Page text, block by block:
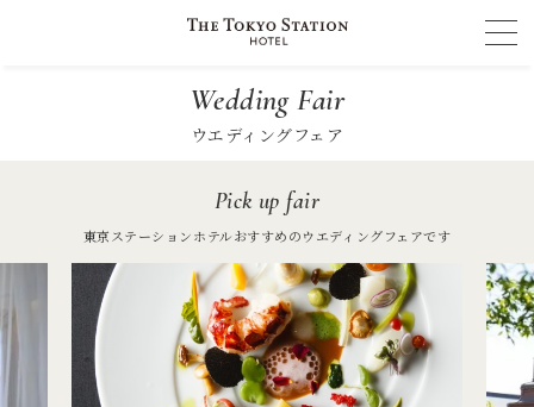
Wedding Fair
ウエディングフェア
Pick up fair
東京ステーションホテルおすすめのウエディングフェアです